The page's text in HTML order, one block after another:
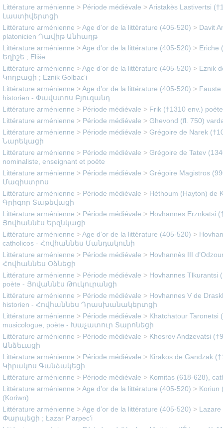
Littérature arménienne > Période médiévale >Aristakès Lastivertsi
Լաստիվերտցի
Littérature arménienne >Age d’or de la littérature (405-520) > Davit
platonicien Դավիթ Անհաղթ
Littérature arménienne >Age d’or de la littérature (405-520) > Eriche
Եղիշե ; Ełiše
Littérature arménienne >Age d’or de la littérature (405-520) > Eznik
Կողբացի ; Eznik Golbac‘i
Littérature arménienne >Age d’or de la littérature (405-520) > Fauste
historien - Փավստոս Բյուզանդ
Littérature arménienne > Période médiévale > Frik (†1310 env.)
Littérature arménienne > Période médiévale > Ghevond (fl. 750)
Littérature arménienne > Période médiévale > Grégoire de Narek
Նարեկացի
Littérature arménienne > Période médiévale > Grégoire de Tatev
nominaliste, enseignant et poète
Littérature arménienne > Période médiévale > Grégoire Magistros
Մագիստրոս
Littérature arménienne > Période médiévale > Héthoum (Hayton) de
Գրիգոր Տաթեվացի
Littérature arménienne > Période médiévale > Hovhannes Erznkatsi
Յովհաննէս Երզնկացի
Littérature arménienne >Age d’or de la littérature (405-520) >
catholicos - Հովհաննես Մանդակունի
Littérature arménienne > Période médiévale > Hovhannès III
Հովհաննես Օձնեցի
Littérature arménienne > Période médiévale > Hovhannes Tlkurantsi
poète - Յովաննէս Թուկուրանցի
Littérature arménienne > Période médiévale > Hovhannes V de
historien - Հովհաննես Դրասխանակերտցի
Littérature arménienne > Période médiévale > Khatchatour Taronetsi
musicologue, poète - Խաչատուր Տարոնեցի
Littérature arménienne > Période médiévale > Khosrov Andzevatsi
Անձեւացի
Littérature arménienne > Période médiévale > Kirakos de Gandzak
Կիրակոս Գանձակեցի
Littérature arménienne > Période médiévale > Komitas (618-628),
Littérature arménienne >Age d’or de la littérature (405-520) > Koriun
(Koriwn)
Littérature arménienne >Age d’or de la littérature (405-520) >
Փարպեցի ; Łazar P‘arpec‘i